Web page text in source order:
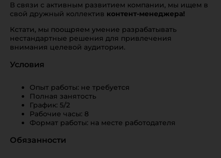
В связи с активным развитием компании, мы ищем в
свой дружный коллектив контент-менеджера!
Кстати, мы поощряем умение разрабатывать
нестандартные решения для привлечения
внимания целевой аудитории.
Условия
Опыт работы: не требуется
Полная занятость
График: 5/2
Рабочие часы: 8
Формат работы: на месте работодателя
Обязанности